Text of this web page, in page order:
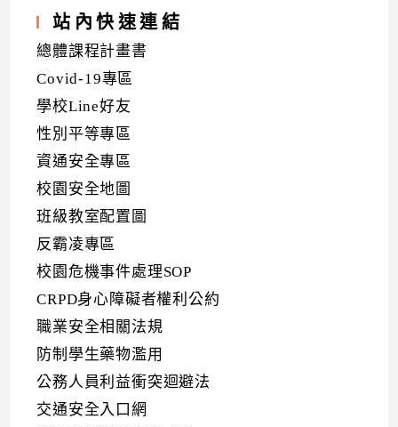
站內快速連結
總體課程計畫書
Covid-19專區
學校Line好友
性別平等專區
資通安全專區
校園安全地圖
班級教室配置圖
反霸凌專區
校園危機事件處理SOP
CRPD身心障礙者權利公約
職業安全相關法規
防制學生藥物濫用
公務人員利益衝突迴避法
交通安全入口網